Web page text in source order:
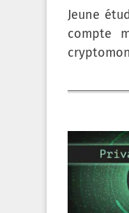
Jeune
compte